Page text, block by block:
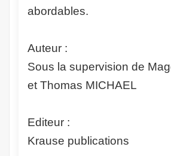
abordables.
Auteur :
Sous la supervision de
et Thomas MICHAEL
Editeur :
Krause publications